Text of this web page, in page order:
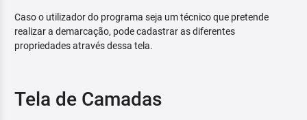
Caso o utilizador do programa seja um técnico que pretende
realizar a demarcação, pode cadastrar as diferentes
propriedades através dessa tela.
Tela de Camadas